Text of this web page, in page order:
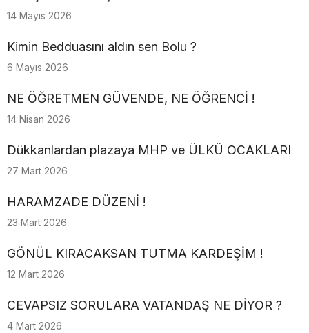
14 Mayıs 2026
Kimin Bedduasını aldın sen Bolu ?
6 Mayıs 2026
NE ÖĞRETMEN GÜVENDE, NE ÖĞRENCİ !
14 Nisan 2026
Dükkanlardan plazaya MHP ve ÜLKÜ OCAKLARI
27 Mart 2026
HARAMZADE DÜZENİ !
23 Mart 2026
GÖNÜL KIRACAKSAN TUTMA KARDEŞİM !
12 Mart 2026
CEVAPSIZ SORULARA VATANDAŞ NE DİYOR ?
4 Mart 2026